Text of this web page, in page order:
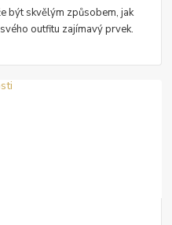
být skvělým způsobem, jak
outfitu zajímavý prvek.